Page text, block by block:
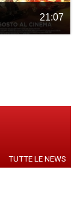
21:07
TUTTE LE NEWS